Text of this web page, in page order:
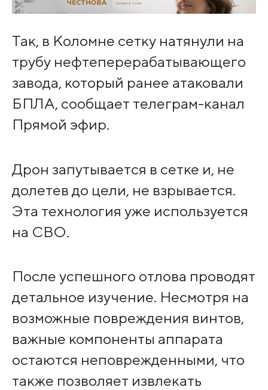
Так, в Коломне сетку натянули на
трубу нефтеперерабатывающего
завода, который ранее атаковали
БПЛА, сообщает телеграм-канал
Прямой эфир.
Дрон запутывается в сетке и, не
долетев до цели, не взрывается.
Эта технология уже используется
на СВО.
После успешного отлова проводят
детальное изучение. Несмотря на
возможные повреждения винтов,
важные компоненты аппарата
остаются неповрежденными, что
также позволяет извлекать